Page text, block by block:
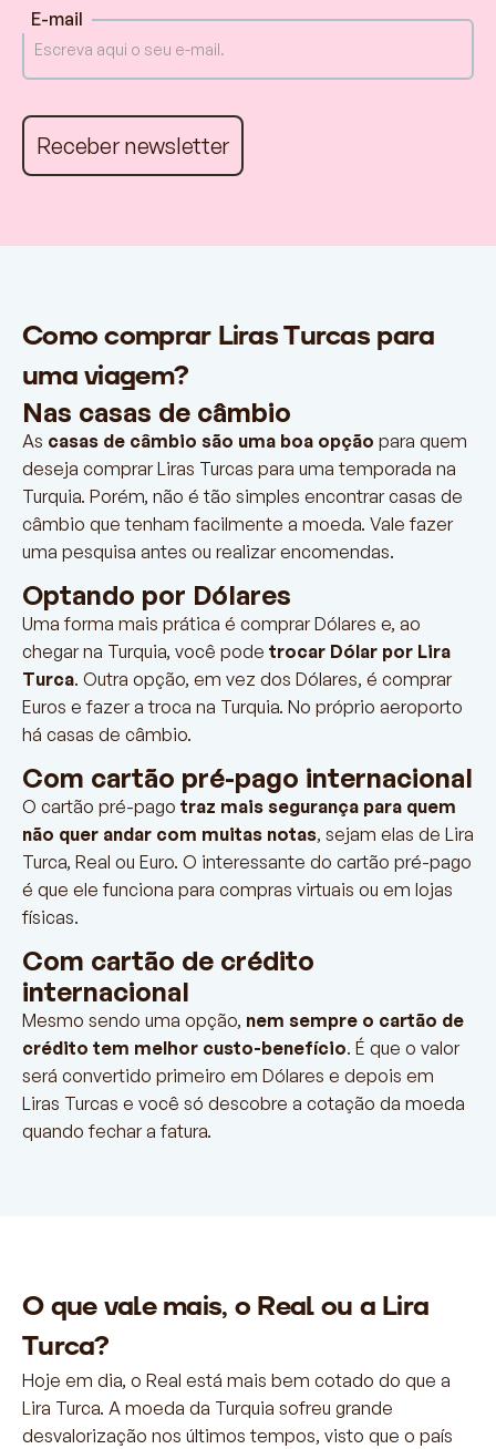
E-mail
Como comprar Liras Turcas para
uma viagem?
Nas casas de câmbio
As casas de câmbio são uma boa opção para quem
deseja comprar Liras Turcas para uma temporada na
Turquia. Porém, não é tão simples encontrar casas de
câmbio que tenham facilmente a moeda. Vale fazer
uma pesquisa antes ou realizar encomendas.
Optando por Dólares
Uma forma mais prática é comprar Dólares e, ao
chegar na Turquia, você pode trocar Dólar por Lira
Turca. Outra opção, em vez dos Dólares, é comprar
Euros e fazer a troca na Turquia. No próprio aeroporto
há casas de câmbio.
Com cartão pré-pago internacional
O cartão pré-pago traz mais segurança para quem
não quer andar com muitas notas, sejam elas de Lira
Turca, Real ou Euro. O interessante do cartão pré-pago
é que ele funciona para compras virtuais ou em lojas
físicas.
Com cartão de crédito
internacional
Mesmo sendo uma opção, nem sempre o cartão de
crédito tem melhor custo-benefício. É que o valor
será convertido primeiro em Dólares e depois em
Liras Turcas e você só descobre a cotação da moeda
quando fechar a fatura.
O que vale mais, o Real ou a Lira
Turca?
Hoje em dia, o Real está mais bem cotado do que a
Lira Turca. A moeda da Turquia sofreu grande
desvalorização nos últimos tempos, visto que o país